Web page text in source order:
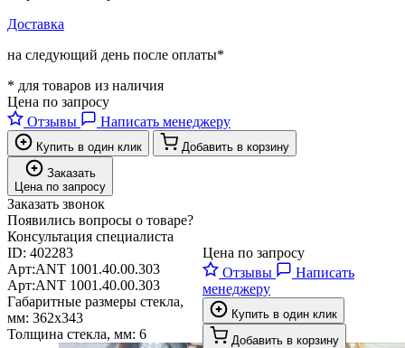
Доставка
на следующий день после оплаты*
* для товаров из наличия
Цена по запросу
Отзывы
Написать менеджеру
Купить в один клик
Добавить в корзину
Заказать
Цена по запросу
Заказать звонок
Появились вопросы о товаре?
Консультация специалиста
ID: 402283
Арт:ANT 1001.40.00.303
Арт:ANT 1001.40.00.303
Габаритные размеры стекла,
мм: 362х343
Толщина стекла, мм: 6
Цена по запросу
Отзывы
Написать
менеджеру
Купить в один клик
Добавить в корзину